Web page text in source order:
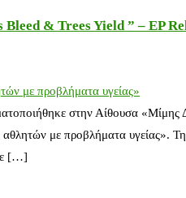
& Trees Yield ” – EP
με προβλήματα υγείας»
στην Αίθουσα
με προβλήματα υγείας».
[…]